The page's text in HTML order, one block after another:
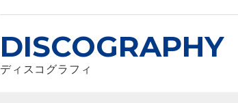
DISCOGRAPHY
ディスコグラフィ